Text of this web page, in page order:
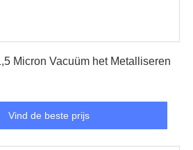
Micron Vacuüm het Metalliseren
Vind de beste prijs